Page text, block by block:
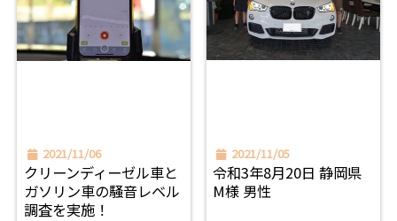
2021/11/06
クリーンディーゼル車と
ガソリン車の騒音レベル
調査を実施！
2021/11/05
令和3年8月20日 静岡県
M様 男性